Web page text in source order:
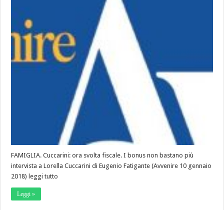
FAMIGLIA. Cuccarini: ora svolta fiscale. I bonus non bastano più
intervista a Lorella Cuccarini di Eugenio Fatigante (Avvenire 10 gennaio
2018) leggi tutto
Leggi »